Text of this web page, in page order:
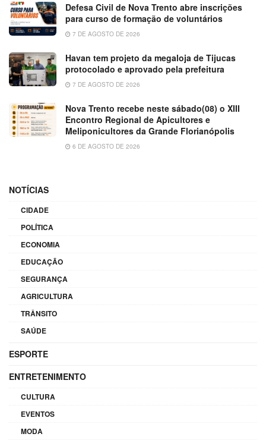
Defesa Civil de Nova Trento abre inscrições
para curso de formação de voluntários
7 DE AGOSTO DE 2026
Havan tem projeto da megaloja de Tijucas
protocolado e aprovado pela prefeitura
7 DE AGOSTO DE 2026
Nova Trento recebe neste sábado(08) o XIII
Encontro Regional de Apicultores e
Meliponicultores da Grande Florianópolis
6 DE AGOSTO DE 2026
NOTÍCIAS
CIDADE
POLÍTICA
ECONOMIA
EDUCAÇÃO
SEGURANÇA
AGRICULTURA
TRÂNSITO
SAÚDE
ESPORTE
ENTRETENIMENTO
CULTURA
EVENTOS
MODA